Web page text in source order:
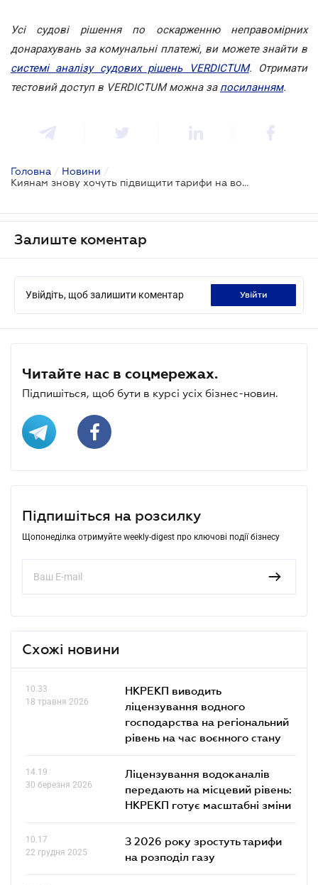
Усі судові рішення по оскарженню неправомірних
донарахувань за комунальні платежі, ви можете знайти в
системі аналізу судових рішень VERDICTUM. Отримати
тестовий доступ в VERDICTUM можна за посиланням.
Головна / Новини /
Киянам знову хочуть підвищити тарифи на воду
Залиште коментар
Увійдіть, щоб залишити коментар увійти
Читайте нас в соцмережах.
Підпишіться, щоб бути в курсі усіх бізнес-новин.
Підпишіться на розсилку
Щопонеділка отримуйте weekly-digest про ключові події бізнесу
Схожі новини
10.33
18 травня 2026
НКРЕКП виводить
ліцензування водного
господарства на регіональний
рівень на час воєнного стану
14.19
30 березня 2026
Ліцензування водоканалів
передають на місцевий рівень:
НКРЕКП готує масштабні зміни
10.17
22 грудня 2025
З 2026 року зростуть тарифи
на розподіл газу